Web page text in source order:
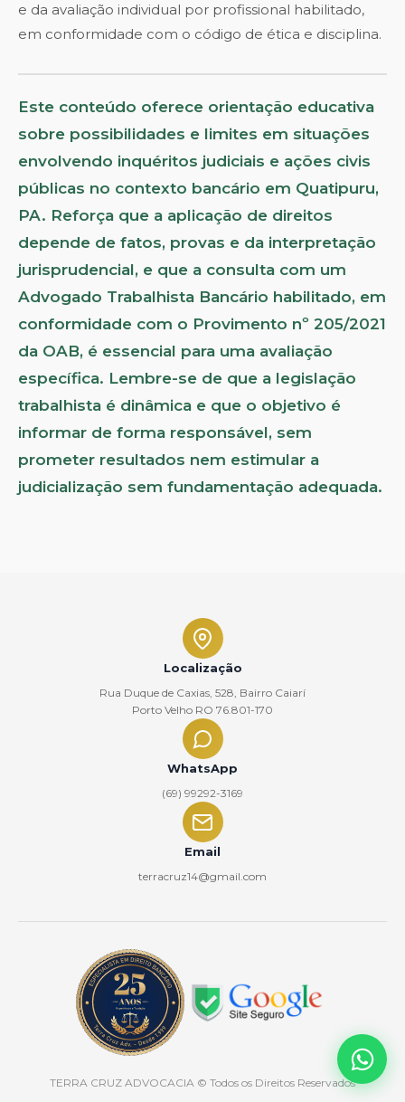
e da avaliação individual por profissional habilitado,
em conformidade com o código de ética e disciplina.
Este conteúdo oferece orientação educativa
sobre possibilidades e limites em situações
envolvendo inquéritos judiciais e ações civis
públicas no contexto bancário em Quatipuru,
PA. Reforça que a aplicação de direitos
depende de fatos, provas e da interpretação
jurisprudencial, e que a consulta com um
Advogado Trabalhista Bancário habilitado, em
conformidade com o Provimento nº 205/2021
da OAB, é essencial para uma avaliação
específica. Lembre-se de que a legislação
trabalhista é dinâmica e que o objetivo é
informar de forma responsável, sem
prometer resultados nem estimular a
judicialização sem fundamentação adequada.
Localização
Rua Duque de Caxias, 528, Bairro Caiarí
Porto Velho RO 76.801-170
WhatsApp
(69) 99292-3169
Email
terracruz14@gmail.com
TERRA CRUZ ADVOCACIA © Todos os Direitos Reservados